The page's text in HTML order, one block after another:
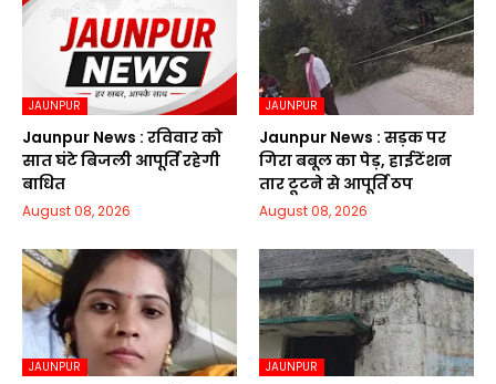
JAUNPUR
Jaunpur News : रविवार को
सात घंटे बिजली आपूर्ति रहेगी
बाधित
August 08, 2026
JAUNPUR
Jaunpur News : सड़क पर
गिरा बबूल का पेड़, हाईटेंशन
तार टूटने से आपूर्ति ठप
August 08, 2026
JAUNPUR JAUNPUR